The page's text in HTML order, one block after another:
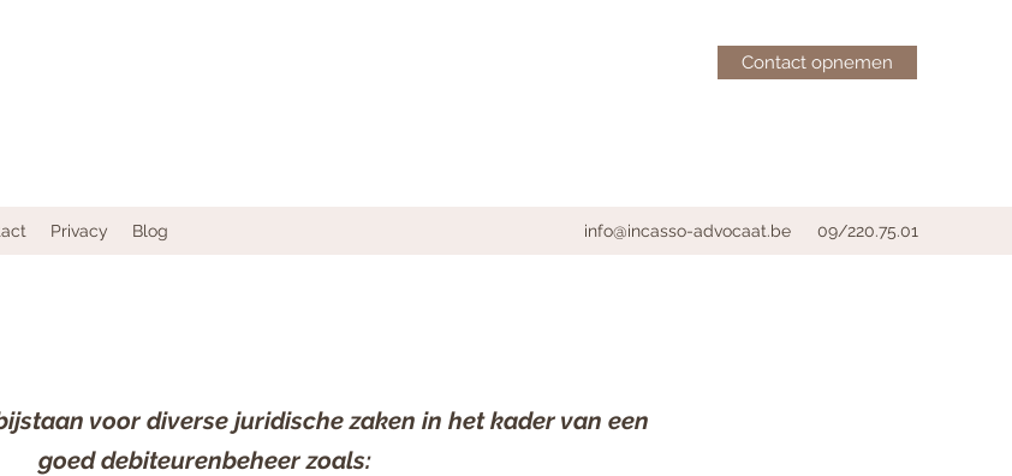
Contact opnemen
Privacy Blog info@incasso-advocaat.be 09/220.75.01
voor diverse juridische zaken in het kader van een
goed debiteurenbeheer zoals: